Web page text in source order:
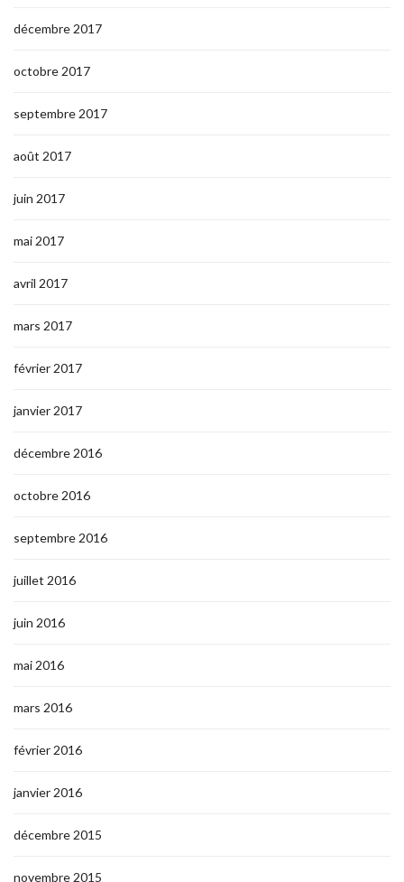
décembre 2017
octobre 2017
septembre 2017
août 2017
juin 2017
mai 2017
avril 2017
mars 2017
février 2017
janvier 2017
décembre 2016
octobre 2016
septembre 2016
juillet 2016
juin 2016
mai 2016
mars 2016
février 2016
janvier 2016
décembre 2015
novembre 2015